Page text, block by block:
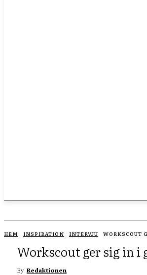
HEM INSPIRATION INTERVJU WORKSCOUT
Workscout ger sig in i
By Redaktionen